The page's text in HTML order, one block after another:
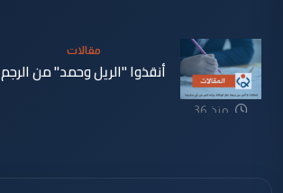
منذ 36
مقالات
أنقذوا "الريل وحمد" من الرجم